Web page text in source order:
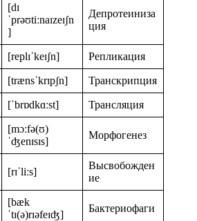
[dɪ
ˈprəʊtiːnaɪzeɪʃn
]
Депротеиниза
ция
[replɪˈkeɪʃn] Репликация
[trænsˈkrɪpʃn] Транскрипция
[ˈbrɒdkɑːst] Трансляция
[mɔːfə(ʊ)
ˈʤenɪsɪs]
Морфогенез
[rɪˈliːs]
Высвобожден
ие
[bæk
ˈtɪ(ə)rɪəfeɪʤ]
Бактериофаги